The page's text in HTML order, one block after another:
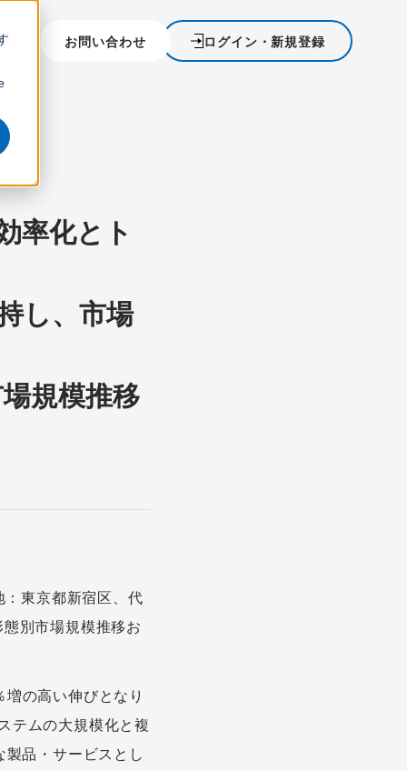
す お問い合わせ ログイン・新規登録
率化とト
し、市場
規模推移
東京都新宿区、代
別市場規模推移お
の高い伸びとなり
テムの大規模化と複
品・サービスとし